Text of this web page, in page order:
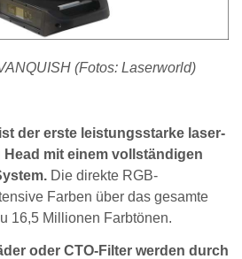
(Fotos: Laserworld)
der erste leistungsstarke laser-
Head mit einem vollständigen
Die direkte RGB-
Farben über das gesamte
16,5 Millionen Farbtönen.
oder CTO-Filter werden durch